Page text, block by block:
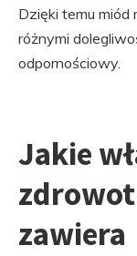
Dzięki temu
różnymi
odpornościowy.
Jakie
zawiera